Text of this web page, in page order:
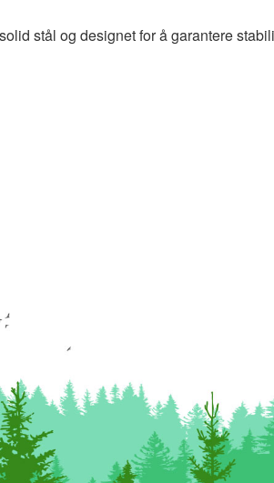
stål og designet for å garantere